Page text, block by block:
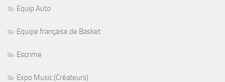
Equip Auto
Equipe française de Basket
Escrime
Expo Music (Créateurs)